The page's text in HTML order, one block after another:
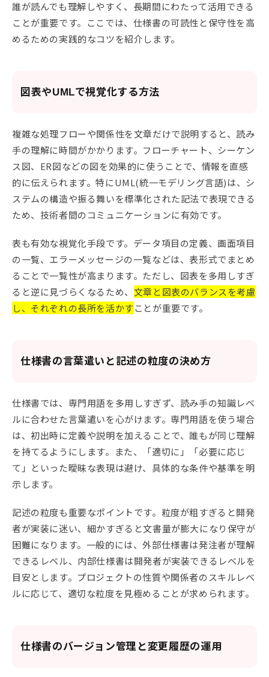
誰が読んでも理解しやすく、長期間にわたって活用できる
ことが重要です。ここでは、仕様書の可読性と保守性を高
めるための実践的なコツを紹介します。
図表やUMLで視覚化する方法
複雑な処理フローや関係性を文章だけで説明すると、読み
手の理解に時間がかかります。フローチャート、シーケン
ス図、ER図などの図を効果的に使うことで、情報を直感
的に伝えられます。特にUML(統一モデリング言語)は、シ
ステムの構造や振る舞いを標準化された記法で表現できる
ため、技術者間のコミュニケーションに有効です。
表も有効な視覚化手段です。データ項目の定義、画面項目
の一覧、エラーメッセージの一覧などは、表形式でまとめ
ることで一覧性が高まります。ただし、図表を多用しすぎ
ると逆に見づらくなるため、 文章と図表のバランスを考慮
し、それぞれの長所を活かすことが重要です。
仕様書の言葉遣いと記述の粒度の決め方
仕様書では、専門用語を多用しすぎず、読み手の知識レベ
ルに合わせた言葉遣いを心がけます。専門用語を使う場合
は、初出時に定義や説明を加えることで、誰もが同じ理解
を持てるようにします。また、「適切に」「必要に応じ
て」といった曖昧な表現は避け、具体的な条件や基準を明
示します。
記述の粒度も重要なポイントです。粒度が粗すぎると開発
者が実装に迷い、細かすぎると文書量が膨大になり保守が
困難になります。一般的には、外部仕様書は発注者が理解
できるレベル、内部仕様書は開発者が実装できるレベルを
目安とします。プロジェクトの性質や関係者のスキルレベ
ルに応じて、適切な粒度を見極めることが求められます。
仕様書のバージョン管理と変更履歴の運用